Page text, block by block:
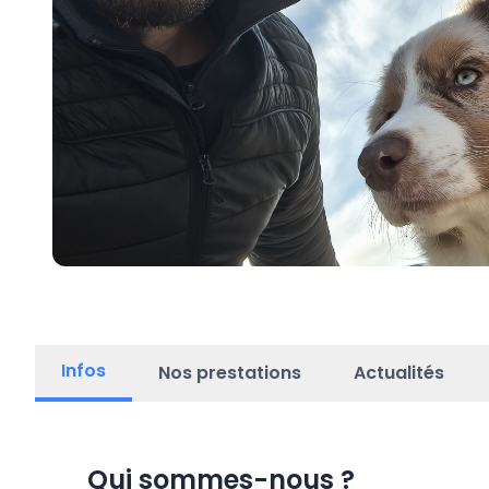
Infos Nos prestations Actualités
Qui sommes-nous ?